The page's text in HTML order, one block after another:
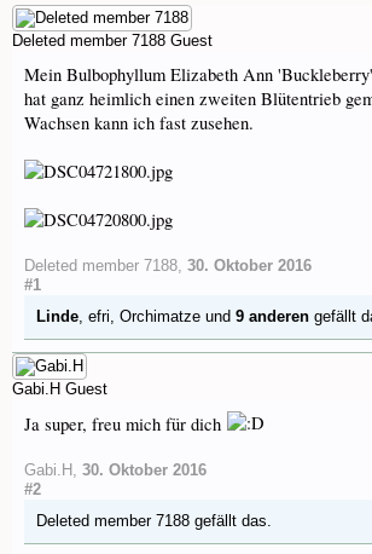
Deleted member 7188 Guest
Mein Bulbophyllum Elizabeth Ann
hat ganz heimlich einen zweiten Blütentrieb
Wachsen kann ich fast zusehen.
Deleted member 7188, 30. Oktober 2016
#1
Linde, efri, Orchimatze und 9 anderen gefällt
Gabi.H Guest
Ja super, freu mich für dich
Gabi.H , 30. Oktober 2016
#2
Deleted member 7188 gefällt das.